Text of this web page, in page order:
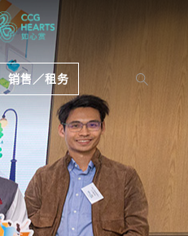
销售／租务